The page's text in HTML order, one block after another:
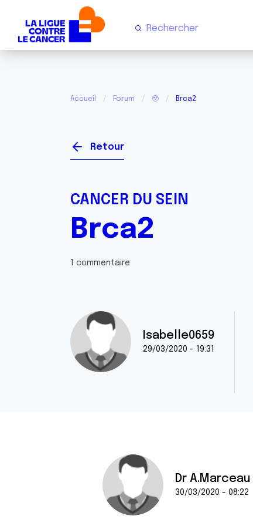
Accueil Forum 🥹 Brca2
Retour
CANCER DU SEIN
Brca2
1 commentaire
Isabelle0659
29/03/2020 - 19:31
Dr A.Marceau
30/03/2020 - 08:22